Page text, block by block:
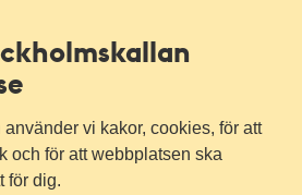
vi kakor, cookies, för att
och för att webbplatsen ska
för dig.